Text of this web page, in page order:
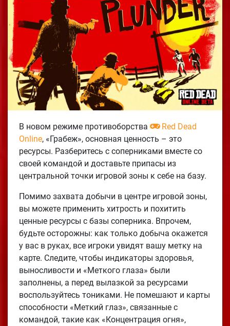
В новом режиме противоборства
Red Dead
Online, «Грабеж», основная ценность – это
ресурсы. Разберитесь с соперниками вместе со
своей командой и доставьте припасы из
центральной точки игровой зоны к себе на базу.
Помимо захвата добычи в центре игровой зоны,
вы можете применить хитрость и похитить
ценные ресурсы с базы соперника. Впрочем,
будьте осторожны: как только добыча окажется
у вас в руках, все игроки увидят вашу метку на
карте. Следите, чтобы индикаторы здоровья,
выносливости и «Меткого глаза» были
заполнены, а перед вылазкой за ресурсами
воспользуйтесь тониками. Не помешают и карты
способности «Меткий глаз», связанные с
командой, такие как «Концентрация огня»,